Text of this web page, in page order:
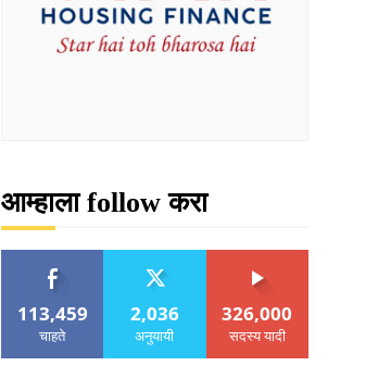
आम्हाला follow करा
113,459
चाहते
2,036
अनुयायी
326,000
सदस्य यादी